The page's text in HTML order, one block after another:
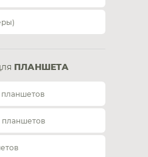
ПЛАНШЕТА
планшетов
планшетов